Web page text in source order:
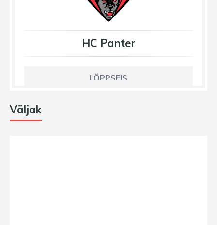
HC Panter
LÕPPSEIS
Väljak